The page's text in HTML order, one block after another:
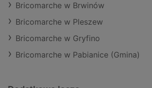
Bricomarche w Brwinów
Bricomarche w Pleszew
Bricomarche w Gryfino
Bricomarche w Pabianice (Gmina)